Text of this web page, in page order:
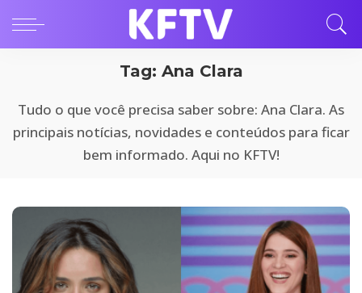
Tag: Ana Clara
Tudo o que você precisa saber sobre: Ana Clara. As
principais notícias, novidades e conteúdos para ficar
bem informado. Aqui no KFTV!